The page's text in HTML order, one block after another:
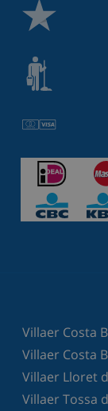
Villaer Costa
Villaer Costa
Villaer Lloret
Villaer Tossa